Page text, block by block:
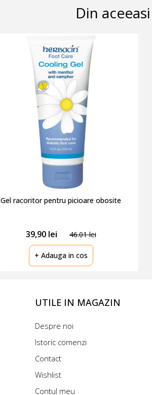
Din
Gel racoritor pentru picioare obosite
39,90lei 46.01 lei
+ Adauga in cos
UTILE IN MAGAZIN
Despre noi
Istoric comenzi
Contact
Wishlist
Contul meu